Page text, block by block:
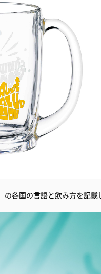
各国の言語と飲み方を記載